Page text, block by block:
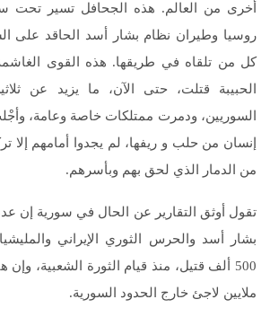
أخرى من العالم. هذه الجحافل تسير تحت
روسيا وطيران نظام بشار أسد الحاقد على
كل من تلقاه في طريقها. هذه القوى
الحبيبة قتلت، حتى الآن، ما يزيد عن
إنسان من حلب و ريفها، لم يجدوا أمامهم إلا
من الدمار الذي لحق بهم وبأسرهم.
تقول أوثق التقارير عن الحال في سورية إن
بشار أسد والحرس الثوري الإيراني
500 ألف قتيل، منذ قيام الثورة الشعبية،
ملايين لاجئ خارج الحدود السورية.